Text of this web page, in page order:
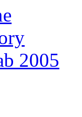
2005